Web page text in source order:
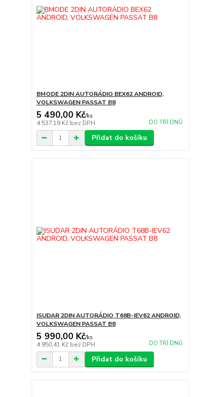
BMODE 2DIN AUTORÁDIO BEX62 ANDROID,
VOLKSWAGEN PASSAT B8
5 490,00 Kč/ks
4 537,19 Kč bez DPH DO TŘÍ DNŮ
Přidat do košíku
ISUDAR 2DIN AUTORÁDIO T68B-IEV62 ANDROID,
VOLKSWAGEN PASSAT B8
5 990,00 Kč/ks
4 950,41 Kč bez DPH DO TŘÍ DNŮ
Přidat do košíku